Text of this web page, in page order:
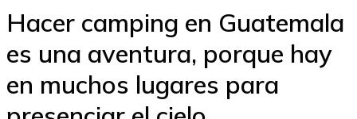
Hacer camping en Guatemala
es una aventura, porque hay
en muchos lugares para